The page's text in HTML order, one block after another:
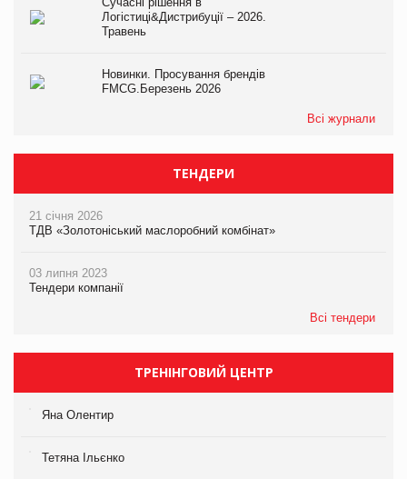
Логістиці&Дистрибуції – 2026.
Травень
Новинки. Просування брендів
FMCG.Березень 2026
Всі журнали
ТЕНДЕРИ
21 січня 2026
ТДВ «Золотоніський маслоробний комбінат»
03 липня 2023
Тендери компанії
Всі тендери
ТРЕНІНГОВИЙ ЦЕНТР
Яна Олентир
Тетяна Ільєнко